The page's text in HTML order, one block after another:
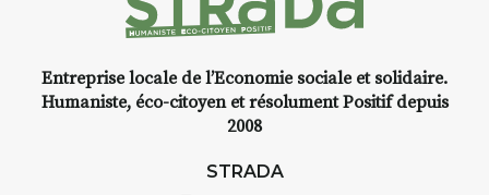
Entreprise locale de l’Economie sociale et solidaire.
Humaniste, éco-citoyen et résolument Positif depuis
2008
STRADA